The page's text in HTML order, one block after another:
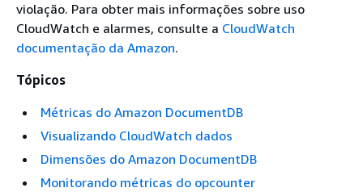
violação. Para obter mais informações sobre uso
CloudWatch e alarmes, consulte a CloudWatch
documentação da Amazon.
Tópicos
Métricas do Amazon DocumentDB
Visualizando CloudWatch dados
Dimensões do Amazon DocumentDB
Monitorando métricas do opcounter